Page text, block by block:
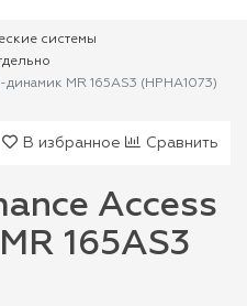
системы
MR 165AS3 (HPHA1073)
В избранное Сравнить
Access
165AS3